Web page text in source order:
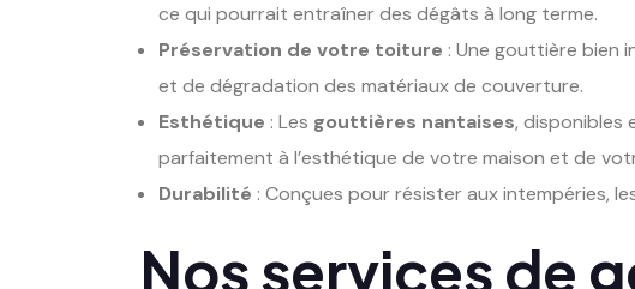
ce qui pourrait entraîner des dégâts à long terme.
Préservation de votre toiture : Une gouttière bien
et de dégradation des matériaux de couverture.
Esthétique : Les gouttières nantaises, disponibles
parfaitement à l’esthétique de votre maison et de
Durabilité : Conçues pour résister aux intempéries,
Nos services de